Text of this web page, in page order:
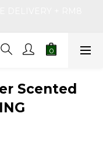
Scented